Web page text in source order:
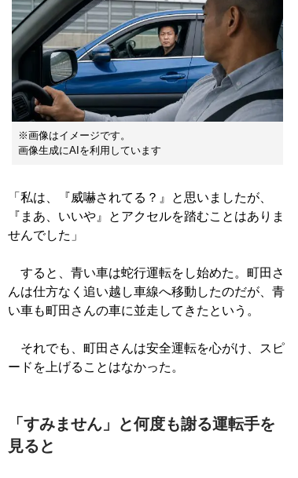
※画像はイメージです。
画像生成にAIを利用しています
「私は、『威嚇されてる？』と思いましたが、
『まあ、いいや』とアクセルを踏むことはありま
せんでした」
すると、青い車は蛇行運転をし始めた。町田さ
んは仕方なく追い越し車線へ移動したのだが、青
い車も町田さんの車に並走してきたという。
それでも、町田さんは安全運転を心がけ、スピ
ードを上げることはなかった。
「すみません」と何度も謝る運転手を
見ると